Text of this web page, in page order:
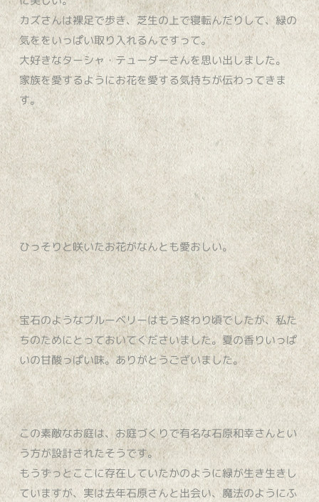
カズさんは裸足で歩き、芝生の上で寝転んだりして、緑の
気ををいっぱい取り入れるんですって。
大好きなターシャ・テューダーさんを思い出しました。
家族を愛するようにお花を愛する気持ちが伝わってきま
す。
ひっそりと咲いたお花がなんとも愛おしい。
宝石のようなブルーベリーはもう終わり頃でしたが、私た
ちのためにとっておいてくださいました。夏の香りいっぱ
いの甘酸っぱい味。ありがとうございました。
この素敵なお庭は、お庭づくりで有名な石原和幸さんとい
う方が設計されたそうです。
もうずっとここに存在していたかのように緑が生き生きし
ていますが、実は去年石原さんと出会い、魔法のようにふ